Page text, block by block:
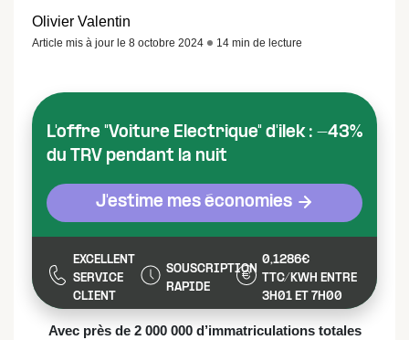
Olivier Valentin
Article mis à jour le 8 octobre 2024 14 min de lecture
L'offre "Voiture Electrique" d'ilek : -43%
du TRV pendant la nuit
J'estime mes économies
EXCELLENT
SERVICE
CLIENT
SOUSCRIPTION
RAPIDE
0,1286€
TTC/KWH ENTRE
3H01 ET 7H00
Avec près de 2 000 000 d’immatriculations totales